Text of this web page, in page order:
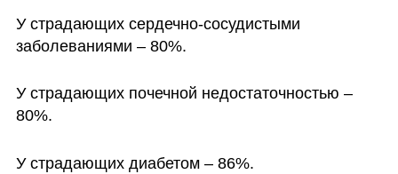
У страдающих сердечно-сосудистыми
заболеваниями – 80%.
У страдающих почечной недостаточностью –
80%.
У страдающих диабетом – 86%.